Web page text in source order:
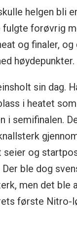
helgen bli
fulgte forøvrig
og finaler, og
høydepunkter.
sin dag.
i heatet
i semifinalen.
seier og
ble dog
men det ble
første Nitro-